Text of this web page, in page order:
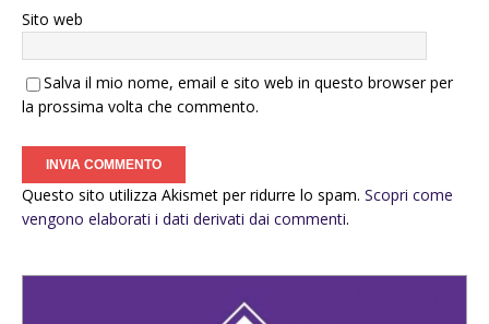
Sito web
Salva il mio nome, email e sito web in questo browser per
la prossima volta che commento.
Questo sito utilizza Akismet per ridurre lo spam. Scopri come
vengono elaborati i dati derivati dai commenti.